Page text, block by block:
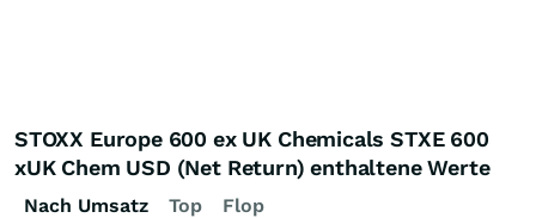
STOXX Europe 600 ex UK Chemicals STXE 600
xUK Chem USD (Net Return) enthaltene Werte
Nach Umsatz Top
Flop